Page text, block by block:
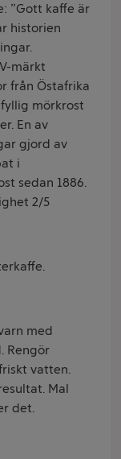
”Gott kaffe är
historien
märkt
från Östafrika
mörkrost
En av
gjord av
i
sedan 1886.
2/5
med
Rengör
vatten.
Mal
det.